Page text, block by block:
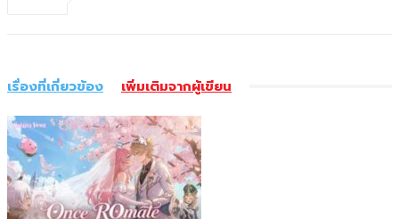
เรื่องที่เกี่ยวข้อง เพิ่มเติมจากผู้เขียน